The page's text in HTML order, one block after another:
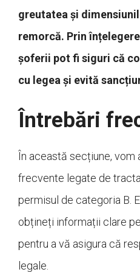
greutatea și
remorcă. Prin
șoferii pot fi siguri că
cu legea și evită
Întrebări
În această secțiune, vom
frecvente legate de
permisul de categoria B.
obțineți informații clare
pentru a vă asigura că
legale.